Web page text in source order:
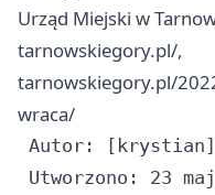
Urząd Miejski w
tarnowskiegory.pl/,
tarnowskiegory.pl/
wraca/
Autor: